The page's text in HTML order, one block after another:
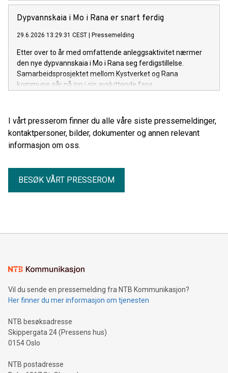
Dypvannskaia i Mo i Rana er snart ferdig
29.6.2026 13:29:31 CEST Pressemelding
Etter over to år med omfattende anleggsaktivitet nærmer
den nye dypvannskaia i Mo i Rana seg ferdigstillelse.
Samarbeidsprosjektet mellom Kystverket og Rana
kommune går nå inn i sin avsluttende fase.
I vårt presserom finner du alle våre siste pressemeldinger,
kontaktpersoner, bilder, dokumenter og annen relevant
informasjon om oss.
BESØK VÅRT PRESSEROM
Vil du sende en pressemelding fra NTB Kommunikasjon?
Her finner du mer informasjon om tjenesten
NTB besøksadresse
Skippergata 24 (Pressens hus)
0154 Oslo
NTB postadresse